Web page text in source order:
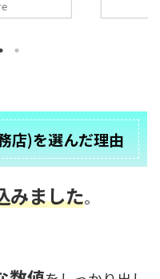
の実例紹介を
。 また、実
目次1 実
しの雑貨や
です。 こち
店)を選んだ理由
みました。